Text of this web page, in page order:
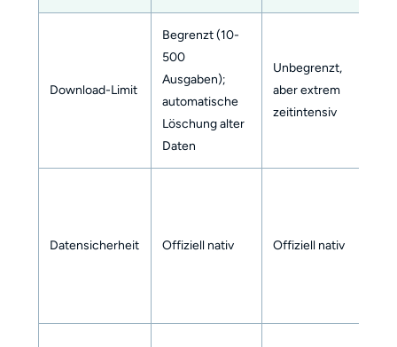
Download-Limit
Begrenzt (10-
500
Ausgaben);
automatische
Löschung alter
Daten
Unbegrenzt,
aber extrem
zeitintensiv
Datensicherheit Offiziell nativ Offiziell nativ